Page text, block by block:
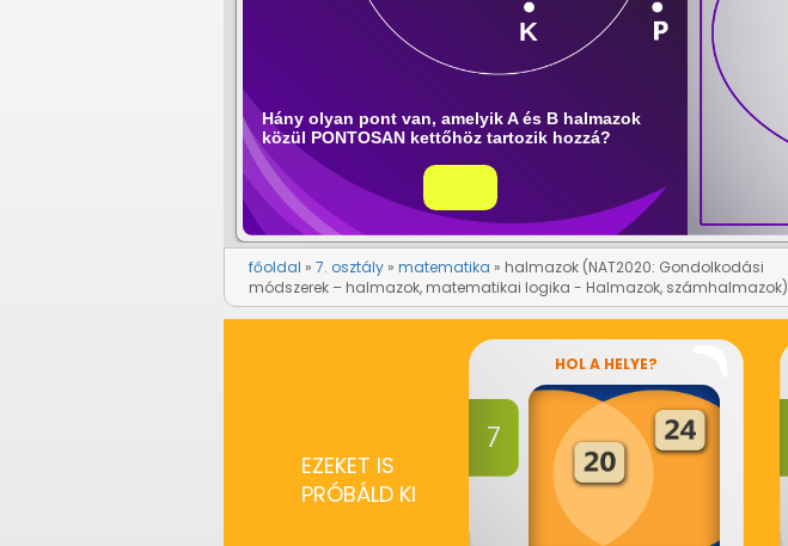
főoldal 7. osztály matematika
halmazok (NAT2020: Gondolkodási
módszerek – halmazok, matematikai logika - Halmazok, számhalmazok)
EZEKET IS
PRÓBÁLD KI
HOL A HELYE?